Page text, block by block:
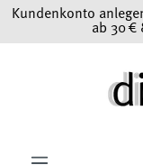
Zum Hauptinhalt
Kundenkonto
ab 30 €